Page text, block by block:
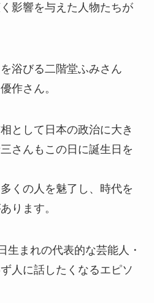
影響を与えた人物たちが
浴びる二階堂ふみさん
作さん。
として日本の政治に大き
さんもこの日に誕生日を
くの人を魅了し、時代を
ります。
生まれの代表的な芸能人・
人に話したくなるエピソ